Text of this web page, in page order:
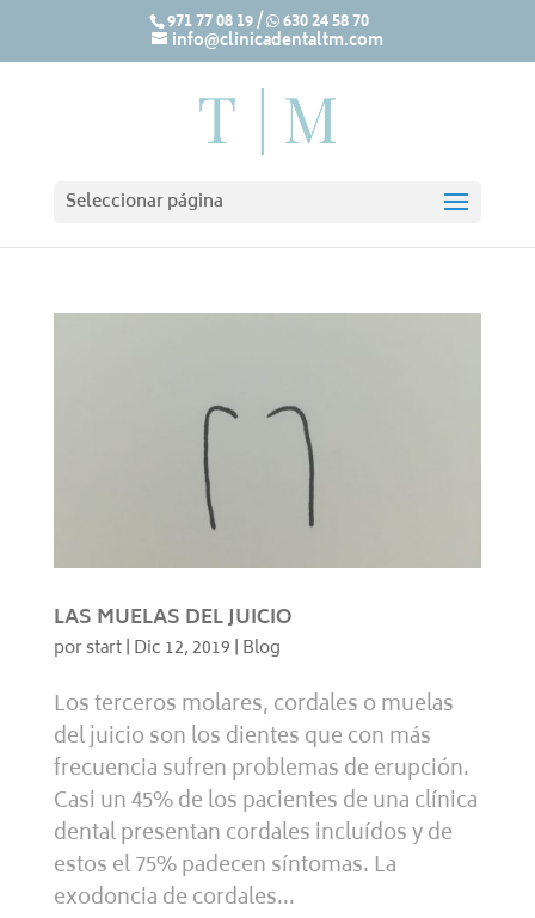
971 77 08 19/ 630 24 58 70
info@clinicadentaltm.com
Seleccionar página
LAS MUELAS DEL JUICIO
porstart| Dic 12, 2019 | Blog
Los terceros molares, cordales o muelas
del juicio son los dientes que con más
frecuencia sufren problemas de erupción.
Casi un 45% de los pacientes de una clínica
dental presentan cordales incluídos y de
estos el 75% padecen síntomas. La
exodoncia de cordales...